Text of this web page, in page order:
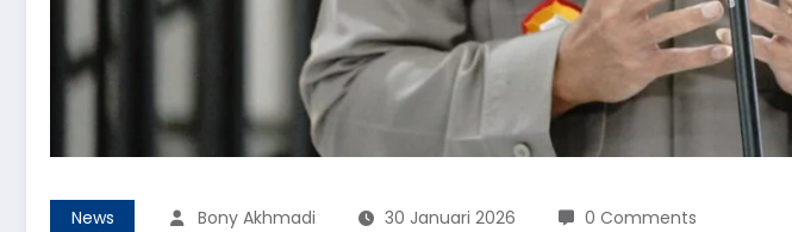
News Bony Akhmadi 30 Januari 2026 0 Comments